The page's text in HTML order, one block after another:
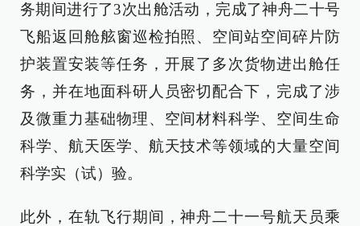
务期间进行了3次出舱活动，完成了神舟二十号
飞船返回舱舷窗巡检拍照、空间站空间碎片防
护装置安装等任务，开展了多次货物进出舱任
务，并在地面科研人员密切配合下，完成了涉
及微重力基础物理、空间材料科学、空间生命
科学、航天医学、航天技术等领域的大量空间
科学实（试）验。
此外，在轨飞行期间，神舟二十一号航天员乘